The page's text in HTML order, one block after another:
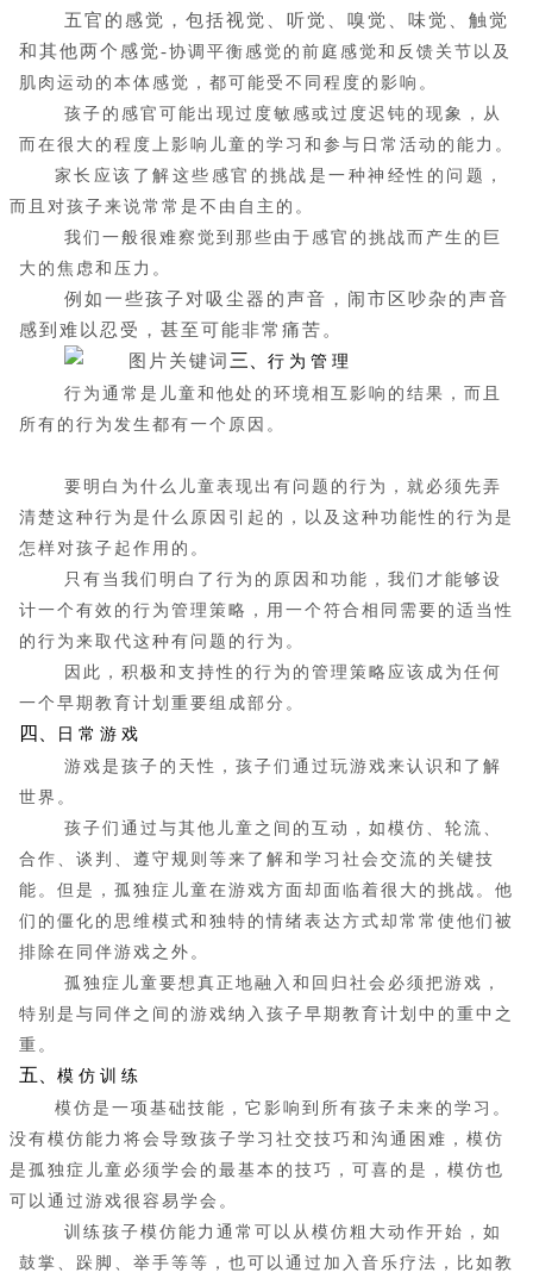
五官的感觉，包括视觉、听觉、嗅觉、味觉、触觉
和其他两个感觉-协调平衡感觉的前庭感觉和反馈关节以及
肌肉运动的本体感觉，都可能受不同程度的影响。
孩子的感官可能出现过度敏感或过度迟钝的现象，从
而在很大的程度上影响儿童的学习和参与日常活动的能力。
家长应该了解这些感官的挑战是一种神经性的问题，
而且对孩子来说常常是不由自主的。
我们一般很难察觉到那些由于感官的挑战而产生的巨
大的焦虑和压力。
例如一些孩子对吸尘器的声音，闹市区吵杂的声音
感到难以忍受，甚至可能非常痛苦。
三、 行 为 管 理
行为通常是儿童和他处的环境相互影响的结果，而且
所有的行为发生都有一个原因。
要明白为什么儿童表现出有问题的行为，就必须先弄
清楚这种行为是什么原因引起的，以及这种功能性的行为是
怎样对孩子起作用的。
只有当我们明白了行为的原因和功能，我们才能够设
计一个有效的行为管理策略，用一个符合相同需要的适当性
的行为来取代这种有问题的行为。
因此，积极和支持性的行为的管理策略应该成为任何
一个早期教育计划重要组成部分。
四、 日 常 游 戏
游戏是孩子的天性，孩子们通过玩游戏来认识和了解
世界。
孩子们通过与其他儿童之间的互动，如模仿、轮流、
合作、谈判、遵守规则等来了解和学习社会交流的关键技
能。但是，孤独症儿童在游戏方面却面临着很大的挑战。他
们的僵化的思维模式和独特的情绪表达方式却常常使他们被
排除在同伴游戏之外。
孤独症儿童要想真正地融入和回归社会必须把游戏，
特别是与同伴之间的游戏纳入孩子早期教育计划中的重中之
重。
五、 模 仿 训
练
模仿是一项基础技能，它影响到所有孩子未来的学习。
没有模仿能力将会导致孩子学习社交技巧和沟通困难，模仿
是孤独症儿童必须学会的最基本的技巧，可喜的是，模仿也
可以通过游戏很容易学会。
训练孩子模仿能力通常可以从模仿粗大动作开始，如
鼓掌、跺脚、举手等等，也可以通过加入音乐疗法，比如教